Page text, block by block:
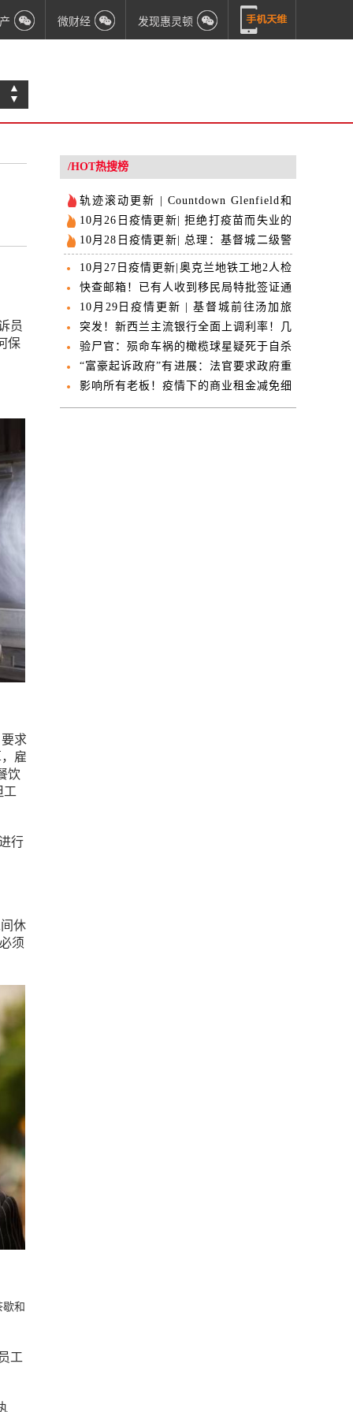
微财经 发现惠灵顿
▲
▼
员
保
求
雇
饮
工
行
休
须
歇和
工
/HOT热搜榜
轨迹滚动更新 | Countdown Glenfield和
多趟公交车新增为涉疫点
10月26日疫情更新| 拒绝打疫苗而失业的
人，可以领取失业金
10月28日疫情更新| 总理：基督城二级警
戒有助于降低风险
10月27日疫情更新|奥克兰地铁工地2人检
出阳性 隔离28人
快查邮箱！已有人收到移民局特批签证通
知了！
10月29日疫情更新 | 基督城前往汤加旅
客检出阳性
突发！新西兰主流银行全面上调利率！几
乎涉及所有产品！
验尸官：殒命车祸的橄榄球星疑死于自杀
“富豪起诉政府”有进展：法官要求政府重
新考虑其诉求
影响所有老板！疫情下的商业租金减免细
则来了